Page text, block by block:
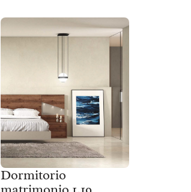
Dormitorio